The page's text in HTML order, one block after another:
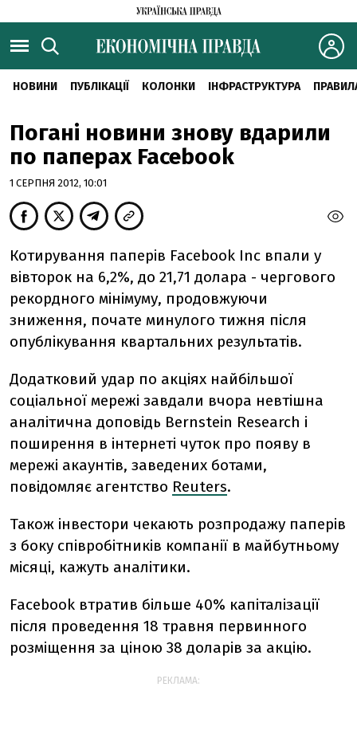
НОВИНИ ПУБЛІКАЦІЇ КОЛОНКИ ІНФРАСТРУКТУРА
Погані новини знову вдарили
по паперах Facebook
1 СЕРПНЯ 2012, 10:01
Котирування паперів Facebook Inc впали у
вівторок на 6,2%, до 21,71 долара - чергового
рекордного мінімуму, продовжуючи
зниження, почате минулого тижня після
опублікування квартальних результатів.
Додатковий удар по акціях найбільшої
соціальної мережі завдали вчора невтішна
аналітична доповідь Bernstein Research і
поширення в інтернеті чуток про появу в
мережі акаунтів, заведених ботами,
повідомляє агентство Reuters.
Також інвестори чекають розпродажу паперів
з боку співробітників компанії в майбутньому
місяці, кажуть аналітики.
Facebook втратив більше 40% капіталізації
після проведення 18 травня первинного
розміщення за ціною 38 доларів за акцію.
РЕКЛАМА: